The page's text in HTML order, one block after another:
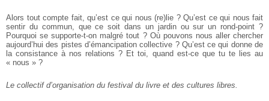
Alors tout compte fait, qu’est ce qui nous (re)lie ? Qu’est ce qui nous fait
sentir du commun, que ce soit dans un jardin ou sur un rond-point ?
Pourquoi se supporte-t-on malgré tout ? Où pouvons nous aller chercher
aujourd’hui des pistes d’émancipation collective ? Qu’est ce qui donne de
la consistance à nos relations ? Et toi, quand est-ce que tu te lies au
« nous » ?
Le collectif d’organisation du festival du livre et des cultures libres.